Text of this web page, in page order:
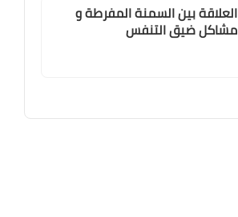
العلاقة بين السمنة المفرطة و
مشاكل ضيق التنفس